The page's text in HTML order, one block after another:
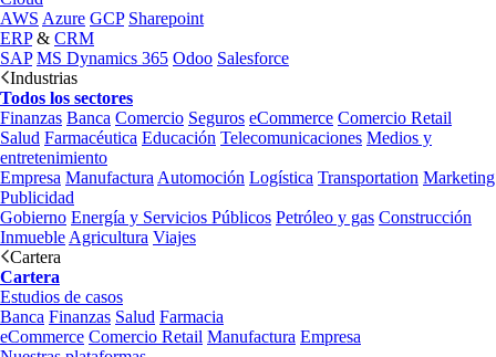
AWS Azure GCP Sharepoint
ERP& CRM
SAP MS Dynamics 365 Odoo Salesforce
Industrias
Todos los sectores
Finanzas Banca Comercio Seguros eCommerce Comercio Retail
Salud Farmacéutica Educación Telecomunicaciones Medios y
entretenimiento
Empresa Manufactura Automoción Logística Transportation Marketing
Publicidad
Gobierno Energía y Servicios Públicos Petróleo y gas Construcción
Inmueble Agricultura Viajes
Cartera
Cartera
Estudios de casos
Banca Finanzas Salud Farmacia
eCommerce Comercio Retail Manufactura Empresa